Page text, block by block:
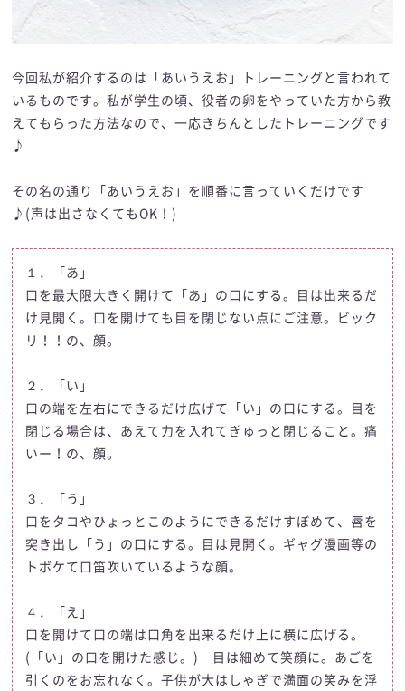
今回私が紹介するのは「あいうえお」トレーニングと言われて
いるものです。私が学生の頃、役者の卵をやっていた方から教
えてもらった方法なので、一応きちんとしたトレーニングです
♪
その名の通り「あいうえお」を順番に言っていくだけです
♪(声は出さなくてもOK！)
１．「あ」
口を最大限大きく開けて「あ」の口にする。目は出来るだ
け見開く。口を開けても目を閉じない点にご注意。ビック
リ！！の、顔。
２．「い」
口の端を左右にできるだけ広げて「い」の口にする。目を
閉じる場合は、あえて力を入れてぎゅっと閉じること。痛
いー！の、顔。
３．「う」
口をタコやひょっとこのようにできるだけすぼめて、唇を
突き出し「う」の口にする。目は見開く。ギャグ漫画等の
トボケて口笛吹いているような顔。
４．「え」
口を開けて口の端は口角を出来るだけ上に横に広げる。
(「い」の口を開けた感じ。) 目は細めて笑顔に。あごを
引くのをお忘れなく。子供が大はしゃぎで満面の笑みを浮